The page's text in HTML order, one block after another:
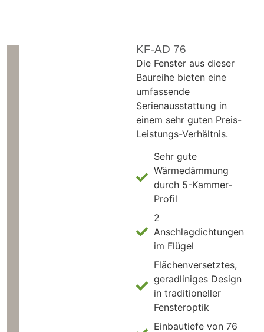
KF-AD 76
Die Fenster aus dieser
Baureihe bieten eine
umfassende
Serienausstattung in
einem sehr guten Preis-
Leistungs-Verhältnis.
Sehr gute
Wärmedämmung
durch 5-Kammer-
Profil
2
Anschlagdichtungen
im Flügel
Flächenversetztes,
geradliniges Design
in traditioneller
Fensteroptik
Einbautiefe von 76